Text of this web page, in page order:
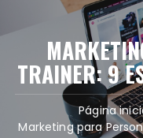
TRAINER: 9
Página
Marketing para